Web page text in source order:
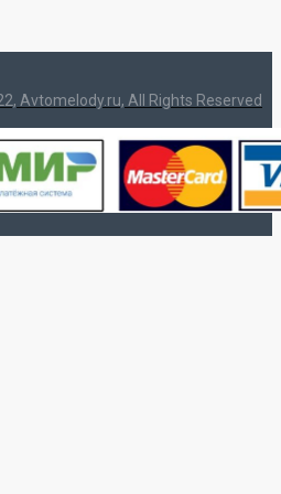
Avtomelody.ru, All Rights Reserved